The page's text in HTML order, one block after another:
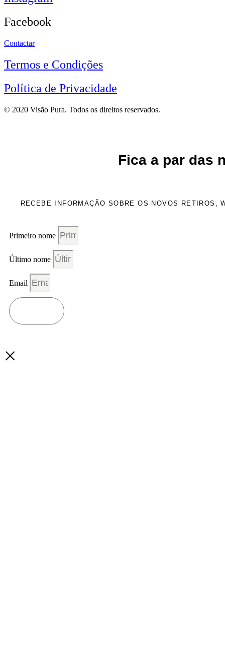
Facebook
Contactar
Termos e Condições
Política de Privacidade
© 2020 Visão Pura. Todos os direitos reservados.
Fica a par das
RECEBE INFORMAÇÃO SOBRE OS NOVOS RETIROS,
Primeiro nome
Último nome
Email